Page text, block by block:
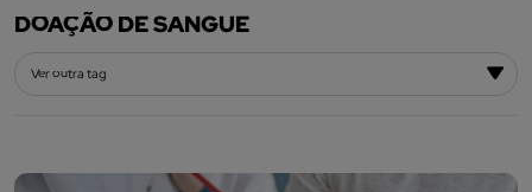
DOAÇÃO DE SANGUE